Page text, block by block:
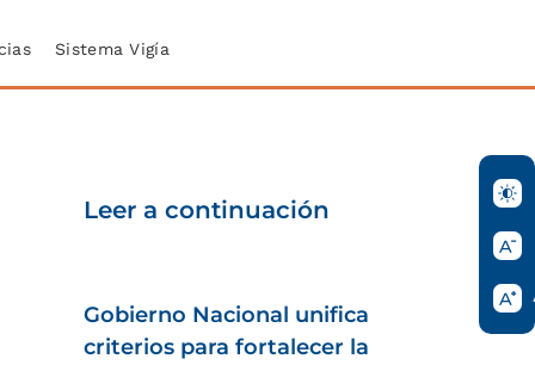
Sistema Vigía
Leer a continuación
Gobierno Nacional unifica
criterios para fortalecer la